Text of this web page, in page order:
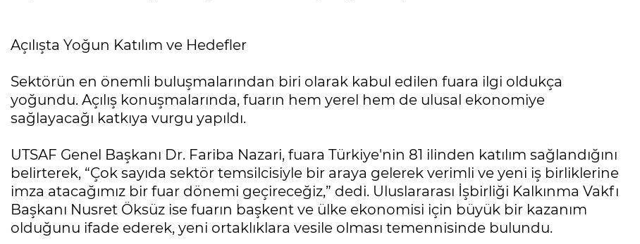
Açılışta Yoğun Katılım ve Hedefler
Sektörün en önemli buluşmalarından biri olarak kabul edilen fuara ilgi oldukça
yoğundu. Açılış konuşmalarında, fuarın hem yerel hem de ulusal ekonomiye
sağlayacağı katkıya vurgu yapıldı.
UTSAF Genel Başkanı Dr. Fariba Nazari, fuara Türkiye'nin 81 ilinden katılım sağlandığını
belirterek, “Çok sayıda sektör temsilcisiyle bir araya gelerek verimli ve yeni iş birliklerine
imza atacağımız bir fuar dönemi geçireceğiz,” dedi. Uluslararası İşbirliği Kalkınma Vakfı
Başkanı Nusret Öksüz ise fuarın başkent ve ülke ekonomisi için büyük bir kazanım
olduğunu ifade ederek, yeni ortaklıklara vesile olması temennisinde bulundu.